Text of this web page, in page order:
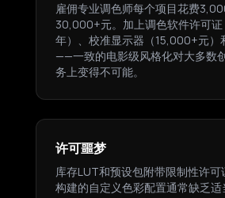
雇佣专业调色师每个项目花费
30,000+元。加上调色软件许可
年）、校准显示器（15,000+元）
——一致的电影级风格化对大多数
务上变得不可能。
许可噩梦
库存LUT和预设包附带限制性许
构建的自定义色彩配置通常缺乏